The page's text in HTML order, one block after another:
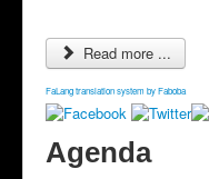
Read more ...
FaLang translation system by Faboba
Agenda